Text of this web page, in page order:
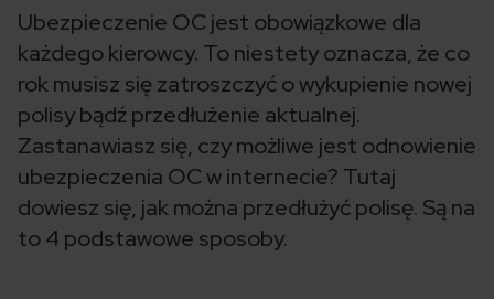
Ubezpieczenie OC jest obowiązkowe dla
każdego kierowcy. To niestety oznacza, że co
rok musisz się zatroszczyć o wykupienie nowej
polisy bądź przedłużenie aktualnej.
Zastanawiasz się, czy możliwe jest odnowienie
ubezpieczenia OC w internecie? Tutaj
dowiesz się, jak można przedłużyć polisę. Są na
to 4 podstawowe sposoby.